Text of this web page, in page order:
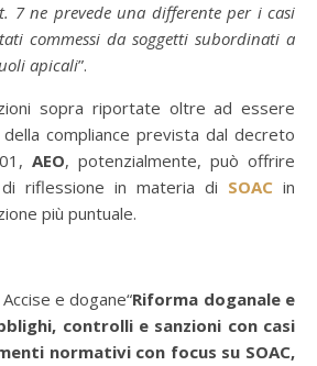
7 ne prevede una differente per i casi
commessi da soggetti subordinati a
apicali”.
sopra riportate oltre ad essere
compliance prevista dal decreto
AEO, potenzialmente, può offrire
riflessione in materia di SOAC in
più puntuale.
e dogane“Riforma doganale e
controlli e sanzioni con casi
normativi con focus su SOAC,